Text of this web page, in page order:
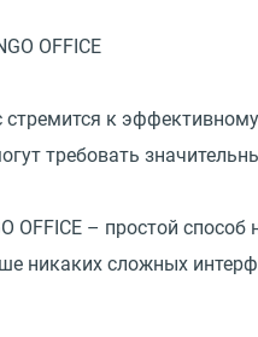
к
требовать
OFFICE – простой
никаких сложных